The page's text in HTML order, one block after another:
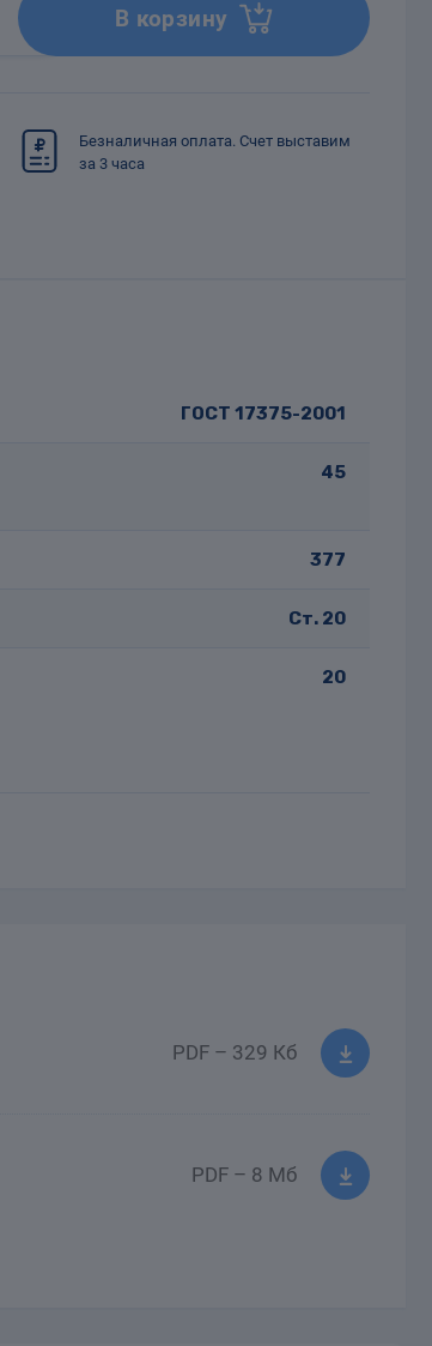
В корзину
Безналичная оплата. Счет выставим
за 3 часа
ГОСТ 17375-2001
45
377
Ст. 20
20
PDF – 329 Кб
PDF – 8 Мб